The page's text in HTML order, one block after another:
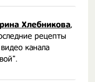
Хлебникова,
рецепты
канала